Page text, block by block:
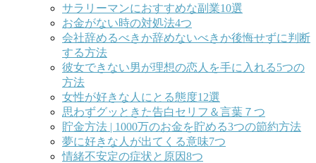
サラリーマンにおすすめな副業10選
お金がない時の対処法4つ
会社辞めるべきか辞めないべきか後悔せずに判断
する方法
彼女できない男が理想の恋人を手に入れる5つの
方法
女性が好きな人にとる態度12選
思わずグッときた告白セリフ＆言葉７つ
貯金方法 | 1000万のお金を貯める3つの節約方法
夢に好きな人が出てくる意味7つ
情緒不安定の症状と原因8つ